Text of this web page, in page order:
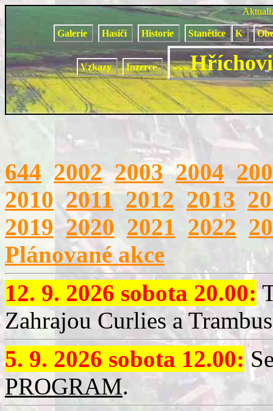
Galerie Hasiči Historie Stanětice K
Vzkazy Inzerce www.
644 2002 2003 2004
2010 2011 2012 2013
2019 2020 2021 2022
Plánované akce
12. 9. 2026 sobota 20.00:
Zahrajou Curlies a
5. 9. 2026 sobota 12.00:
PROGRAM.